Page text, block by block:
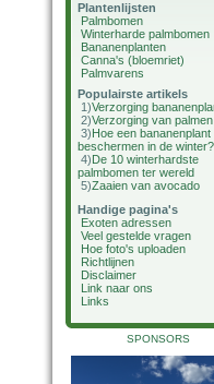
Plantenlijsten
Palmbomen
Winterharde palmbomen
Bananenplanten
Canna's (bloemriet)
Palmvarens
Populairste artikels
1)Verzorging
2)Verzorging van palmen
3)Hoe een bananenplant
beschermen in de winter?
4)De 10 winterhardste
palmbomen ter wereld
5)Zaaien van avocado
Handige pagina's
Exoten adressen
Veel gestelde vragen
Hoe foto's uploaden
Richtlijnen
Disclaimer
Link naar ons
Links
SPONSORS